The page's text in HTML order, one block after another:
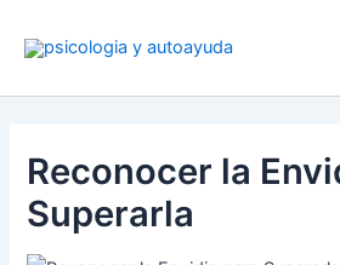
Reconocer la
Superarla